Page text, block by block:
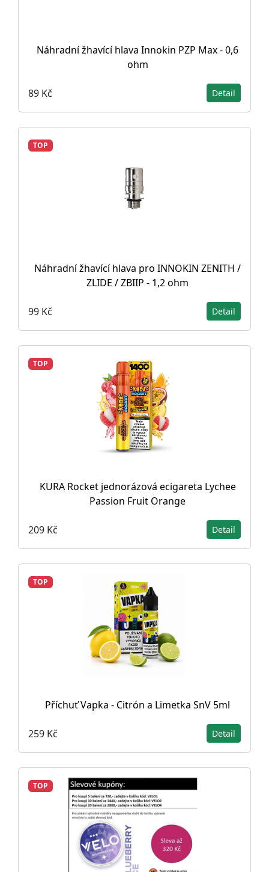
Náhradní žhavící hlava Innokin PZP Max - 0,6
ohm
89 Kč Detail
TOP
Náhradní žhavící hlava pro INNOKIN ZENITH /
ZLIDE / ZBIIP - 1,2 ohm
99 Kč Detail
TOP
KURA Rocket jednorázová ecigareta Lychee
Passion Fruit Orange
209 Kč Detail
TOP
Příchuť Vapka - Citrón a Limetka SnV 5ml
259 Kč Detail
TOP